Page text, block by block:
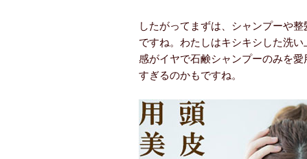
したがってまずは、シャンプーや
ですね。わたしはキシキシした洗
感がイヤで石鹸シャンプーのみを
すぎるのかもですね。